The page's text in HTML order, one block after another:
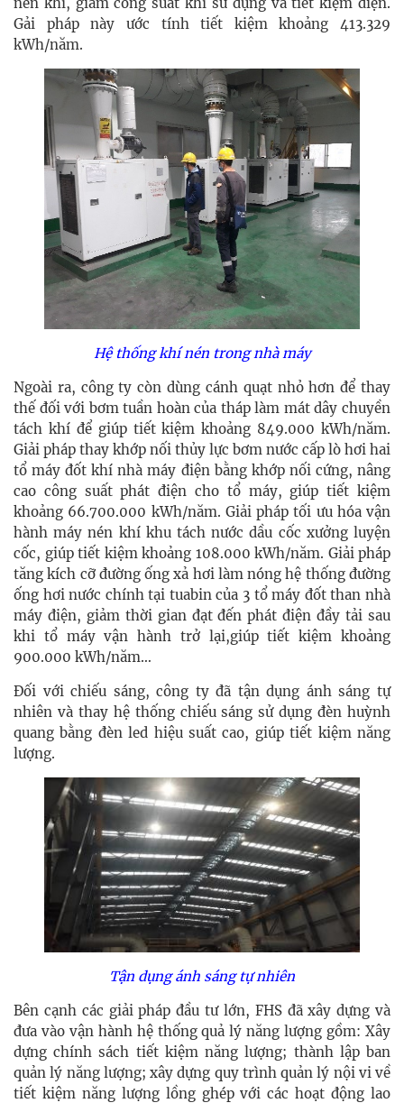
Gải pháp này ước tính tiết kiệm khoảng 413.329
kWh/năm.
Hệ thống khí nén trong nhà máy
Ngoài ra, công ty còn dùng cánh quạt nhỏ hơn để thay
thế đối với bơm tuần hoàn của tháp làm mát dây chuyền
tách khí để giúp tiết kiệm khoảng 849.000 kWh/năm.
Giải pháp thay khớp nối thủy lực bơm nước cấp lò hơi hai
tổ máy đốt khí nhà máy điện bằng khớp nối cứng, nâng
cao công suất phát điện cho tổ máy, giúp tiết kiệm
khoảng 66.700.000 kWh/năm. Giải pháp tối ưu hóa vận
hành máy nén khí khu tách nước dầu cốc xưởng luyện
cốc, giúp tiết kiệm khoảng 108.000 kWh/năm. Giải pháp
tăng kích cỡ đường ống xả hơi làm nóng hệ thống đường
ống hơi nước chính tại tuabin của 3 tổ máy đốt than nhà
máy điện, giảm thời gian đạt đến phát điện đầy tải sau
khi tổ máy vận hành trở lại,giúp tiết kiệm khoảng
900.000 kWh/năm…
Đối với chiếu sáng,công ty đã tận dụng ánh sáng tự
nhiên và thay hệ thống chiếu sáng sử dụng đèn huỳnh
quang bằng đèn led hiệu suất cao, giúp tiết kiệm năng
lượng.
Tận dụng ánh sáng tự nhiên
Bên cạnh các giải pháp đầu tư lớn, FHS đã xây dựng và
đưa vào vận hành hệ thống quả lý năng lượng gồm: Xây
dựng chính sách tiết kiệm năng lượng; thành lập ban
quản lý năng lượng; xây dựng quy trình quản lý nội vi về
tiết kiệm năng lượng lồng ghép với các hoạt động lao